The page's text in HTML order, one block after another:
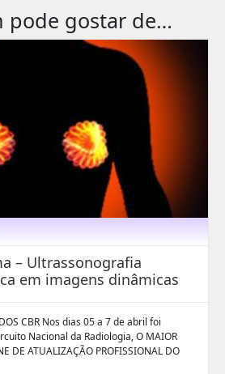
pode gostar de…
– Ultrassonografia
em imagens dinâmicas
CBR Nos dias 05 a 7 de abril foi
Nacional da Radiologia, O MAIOR
DE ATUALIZAÇÃO PROFISSIONAL DO